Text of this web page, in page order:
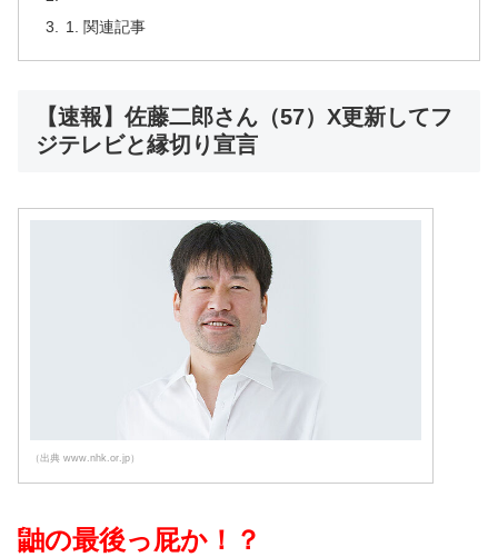
関連記事
【速報】佐藤二郎さん（57）X更新してフ
ジテレビと縁切り宣言
（出典 www.nhk.or.jp）
鼬の最後っ屁か！？